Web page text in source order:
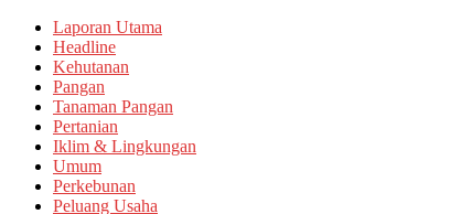
Laporan Utama
Headline
Kehutanan
Pangan
Tanaman Pangan
Pertanian
Iklim & Lingkungan
Umum
Perkebunan
Peluang Usaha